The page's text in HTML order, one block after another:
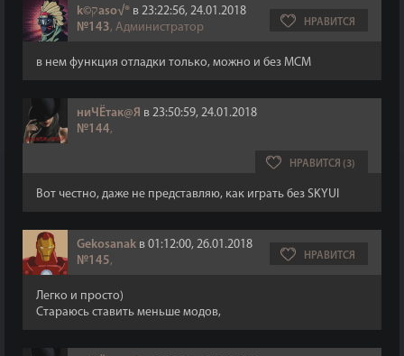
k©קaso√® в 23:22:56, 24.01.2018
№143, Администратор НРАВИТСЯ
в нем функция отладки только, можно и без МСМ
ниЧЁтак@Я в 23:50:59, 24.01.2018
№144,
НРАВИТСЯ (3)
Вот честно, даже не представляю, как играть без SKYUI
Gekosanak в 01:12:00, 26.01.2018
№145, НРАВИТСЯ
Легко и просто)
Стараюсь ставить меньше модов,